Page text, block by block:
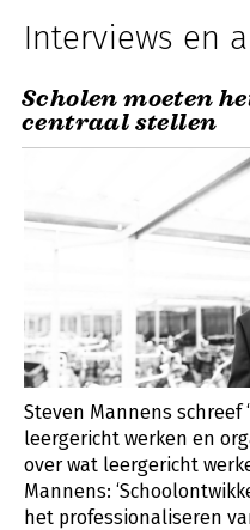
Interviews en
Scholen moeten
centraal stellen
Steven Mannens schreef
leergericht werken en
over wat leergericht
Mannens:
het professionaliseren